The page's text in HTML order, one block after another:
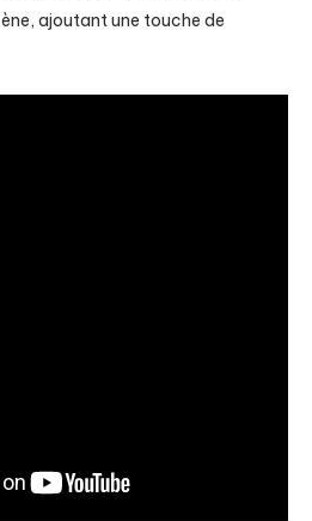
ajoutant une touche de